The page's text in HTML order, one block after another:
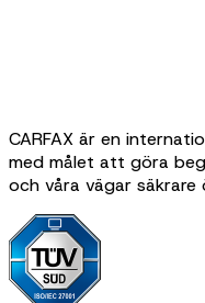
CARFAX är en
med målet att göra
och våra vägar säkrare